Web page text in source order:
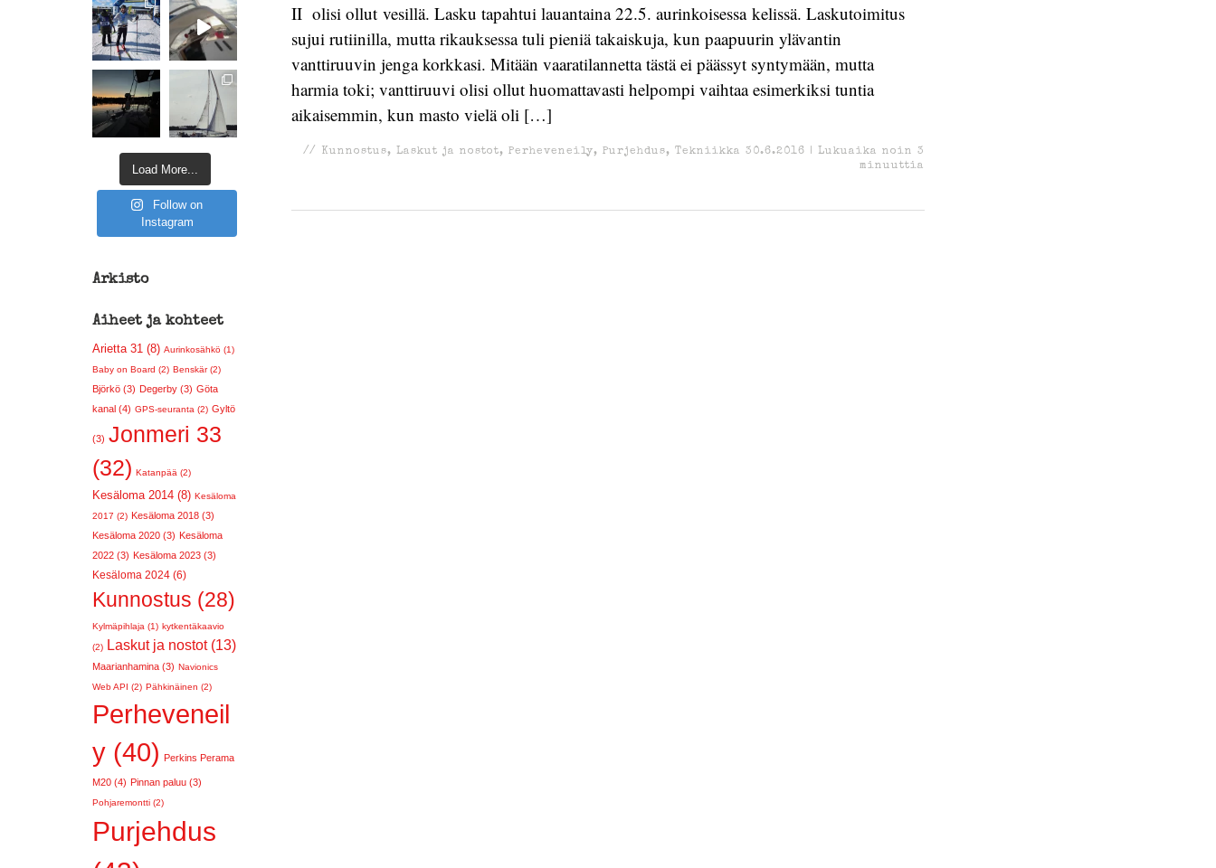
II olisi ollut vesillä. Lasku tapahtui lauantaina 22.5. aurinkoisessa kelissä. Laskutoimitus
sujui rutiinilla, mutta rikauksessa tuli pieniä takaiskuja, kun paapuurin ylävantin
vanttiruuvin jenga korkkasi. Mitään vaaratilannetta tästä ei päässyt syntymään, mutta
harmia toki; vanttiruuvi olisi ollut huomattavasti helpompi vaihtaa esimerkiksi tuntia
aikaisemmin, kun masto vielä oli […]
// Kunnostus, Laskut ja nostot, Perheveneily, Purjehdus, Tekniikka 30.6.2016 | Lukuaika noin 3
minuuttia
Load More...
Follow on
Instagram
Arkisto
Aiheet ja kohteet
Arietta 31 (8) Aurinkosähkö (1)
Baby on Board (2) Benskär (2)
Björkö (3) Degerby (3) Göta
kanal (4) GPS-seuranta (2) Gyltö
(3) Jonmeri 33
(32) Katanpää (2)
Kesäloma 2014 (8) Kesäloma
2017 (2) Kesäloma 2018 (3)
Kesäloma 2020 (3) Kesäloma
2022 (3) Kesäloma 2023 (3)
Kesäloma 2024 (6)
Kunnostus (28)
Kylmäpihlaja (1) kytkentäkaavio
(2) Laskut ja nostot (13)
Maarianhamina (3) Navionics
Web API (2) Pähkinäinen (2)
Perheveneil
y (40) Perkins Perama
M20 (4) Pinnan paluu (3)
Pohjaremontti (2)
Purjehdus